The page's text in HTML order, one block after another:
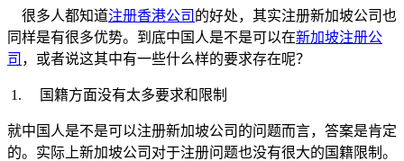
很多人都知道注册香港公司 的好处，其实注册新加坡公司也
同样是有很多优势。到底中国人是不是可以在新加坡注册公
司 ，或者说这其中有一些什么样的要求存在呢？
1. 国籍方面没有太多要求和限制
就中国人是不是可以注册新加坡公司的问题而言，答案是肯定
的。实际上新加坡公司对于注册问题也没有很大的国籍限制。